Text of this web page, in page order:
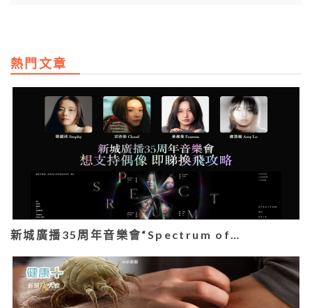
熱門文章
新城廣播35周年音樂會“Spectrum of…